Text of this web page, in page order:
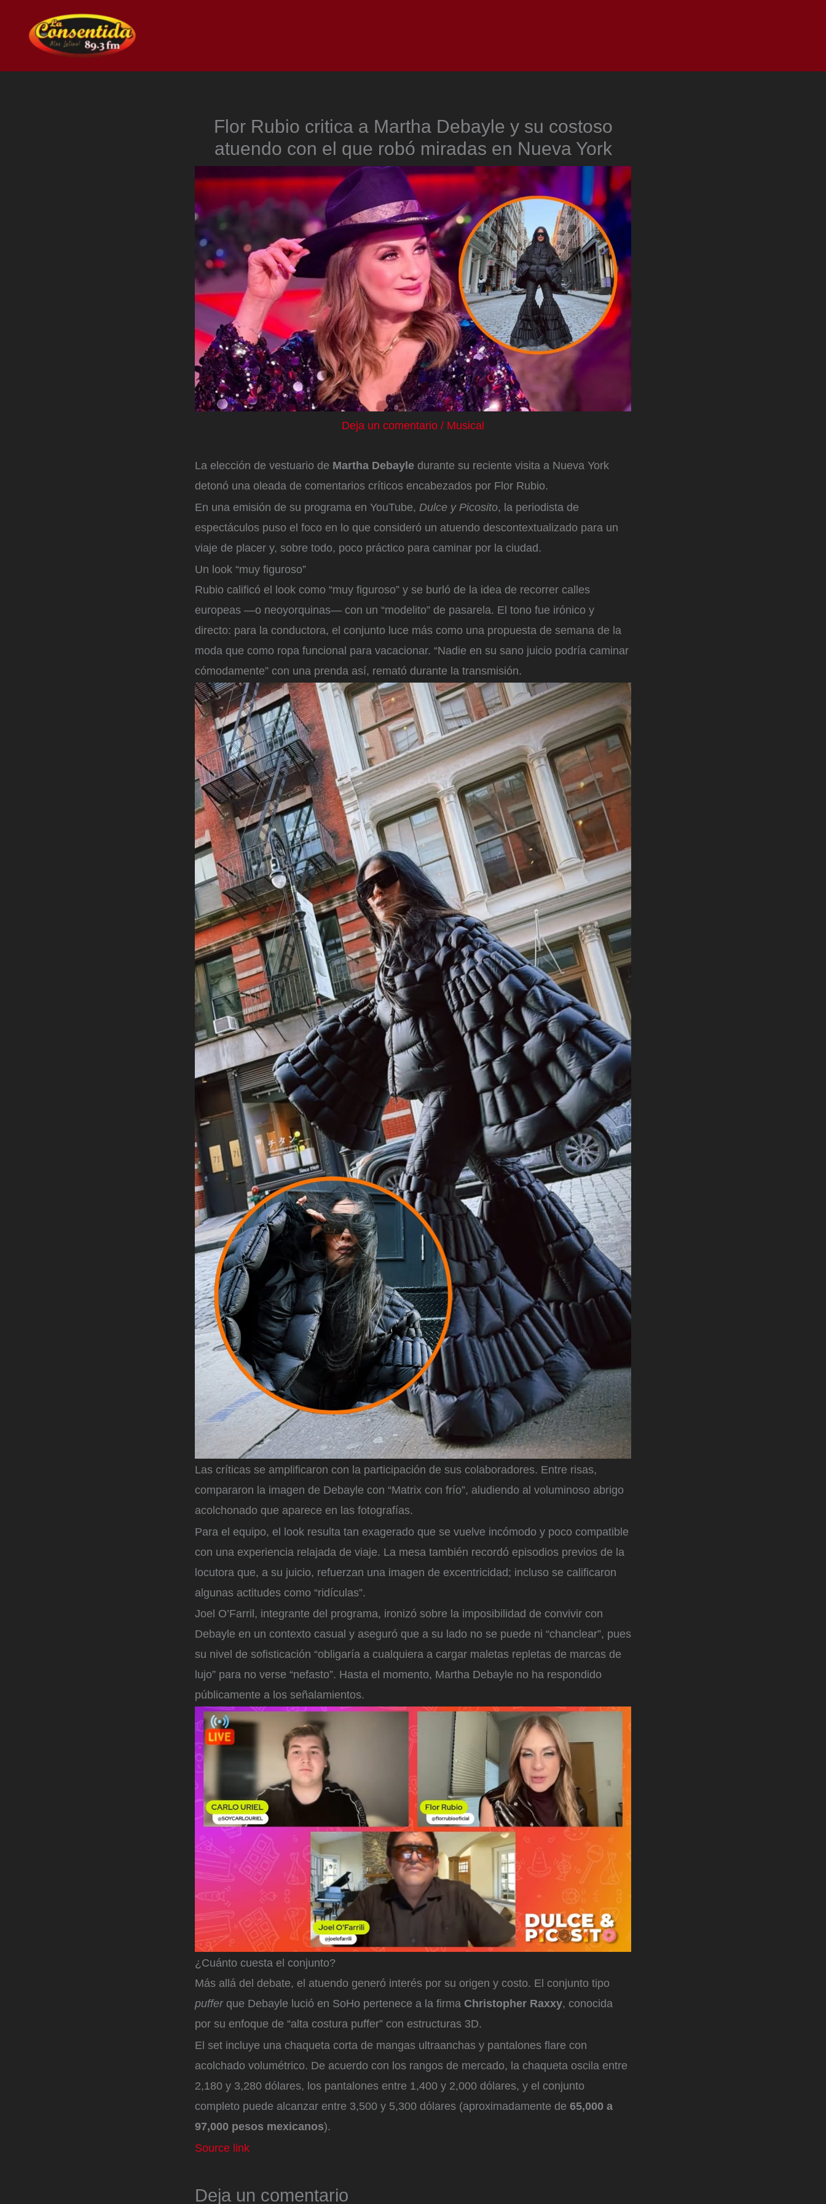
contenido
Flor Rubio critica a Martha Debayle y su costoso
atuendo con el que robó miradas en Nueva York
Deja un comentario / Musical
La elección de vestuario de Martha Debayle durante su reciente visita a Nueva York
detonó una oleada de comentarios críticos encabezados por Flor Rubio.
En una emisión de su programa en YouTube, Dulce y Picosito, la periodista de
espectáculos puso el foco en lo que consideró un atuendo descontextualizado para un
viaje de placer y, sobre todo, poco práctico para caminar por la ciudad.
Un look “muy figuroso”
Rubio calificó el look como “muy figuroso” y se burló de la idea de recorrer calles
europeas —o neoyorquinas— con un “modelito” de pasarela. El tono fue irónico y
directo: para la conductora, el conjunto luce más como una propuesta de semana de la
moda que como ropa funcional para vacacionar. “Nadie en su sano juicio podría caminar
cómodamente” con una prenda así, remató durante la transmisión.
Las críticas se amplificaron con la participación de sus colaboradores. Entre risas,
compararon la imagen de Debayle con “Matrix con frío”, aludiendo al voluminoso abrigo
acolchonado que aparece en las fotografías.
Para el equipo, el look resulta tan exagerado que se vuelve incómodo y poco compatible
con una experiencia relajada de viaje. La mesa también recordó episodios previos de la
locutora que, a su juicio, refuerzan una imagen de excentricidad; incluso se calificaron
algunas actitudes como “ridículas”.
Joel O’Farril, integrante del programa, ironizó sobre la imposibilidad de convivir con
Debayle en un contexto casual y aseguró que a su lado no se puede ni “chanclear”, pues
su nivel de sofisticación “obligaría a cualquiera a cargar maletas repletas de marcas de
lujo” para no verse “nefasto”. Hasta el momento, Martha Debayle no ha respondido
públicamente a los señalamientos.
¿Cuánto cuesta el conjunto?
Más allá del debate, el atuendo generó interés por su origen y costo. El conjunto tipo
pufferque Debayle lució en SoHo pertenece a la firma Christopher Raxxy, conocida
por su enfoque de “alta costura puffer” con estructuras 3D.
El set incluye una chaqueta corta de mangas ultraanchas y pantalones flare con
acolchado volumétrico. De acuerdo con los rangos de mercado, la chaqueta oscila entre
2,180 y 3,280 dólares, los pantalones entre 1,400 y 2,000 dólares, y el conjunto
completo puede alcanzar entre 3,500 y 5,300 dólares (aproximadamente de 65,000 a
97,000 pesos mexicanos).
Source link
Deja un comentario